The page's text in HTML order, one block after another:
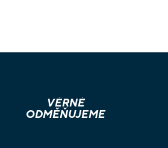
VĚRNÉ
ODMĚŇUJEME